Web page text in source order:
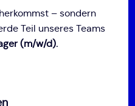
– sondern
Teil unseres Teams
(m/w/d).